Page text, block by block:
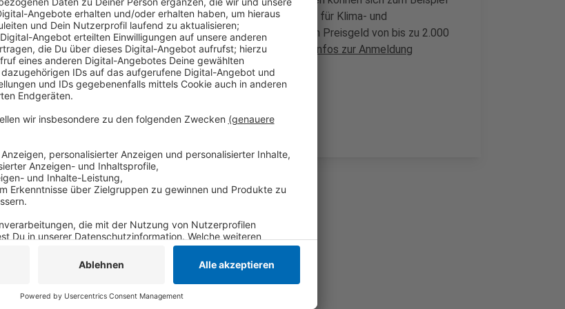
Vereine, Schulen oder auch Einzelpersonen, die sich mit Projekten für Klima- und
Umweltschutz in ihrer Stadt einsetzen. Den Gewinner erwartet ein Preisgeld von bis zu 2.000
Euro. Die Bewerbungsphase geht noch bis Ende August.
Weitere Infos zur Anmeldung
bekommt ihr hier.
Anzeige